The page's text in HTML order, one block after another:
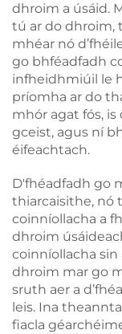
dhroim a úsáid.
tú ar do dhroim,
mhéar nó
go bhféadfadh
infheidhmiúil le
príomha ar do
mhór agat fós,
gceist, agus ní
éifeachtach.
D'fhéadfadh go
thiarcaisithe, nó
coinníollacha a
dhroim
coinníollacha sin
dhroim mar go
sruth aer a
leis. Ina
fiacla